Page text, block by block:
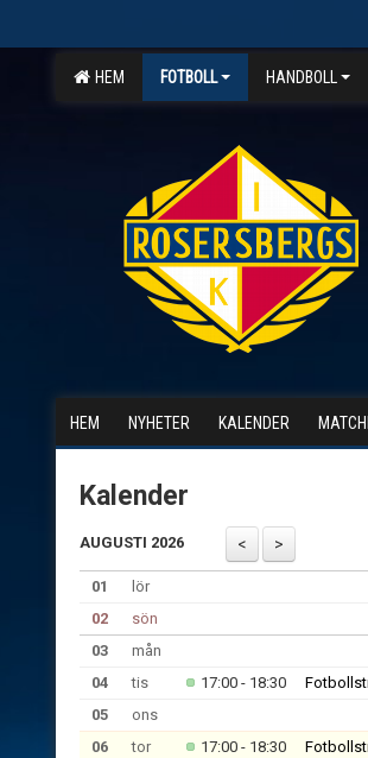
HEM FOTBOLL HANDBOLL
HEM NYHETER KALENDER
Kalender
AUGUSTI 2026
01
lör
02
sön
03
mån
04
tis 17:00 - 18:30
05
ons
06
tor 17:00 - 18:30